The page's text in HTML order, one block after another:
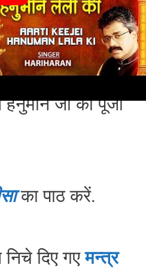
आदि करके खुद
कर लें.
जी की पूजा
का पाठ करें.
दिए गएमन्त्र